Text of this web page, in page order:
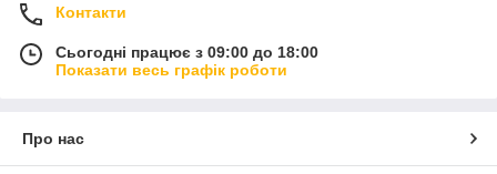
Контакти
Сьогодні працює з 09:00 до 18:00
Показати весь графік роботи
Про нас